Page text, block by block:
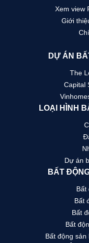
Xem view
Giới
DỰ ÁN
The
Capital
LOẠI HÌNH
Dự án
BẤT
Bất
Bất
Bất
Bất
Bất động sản